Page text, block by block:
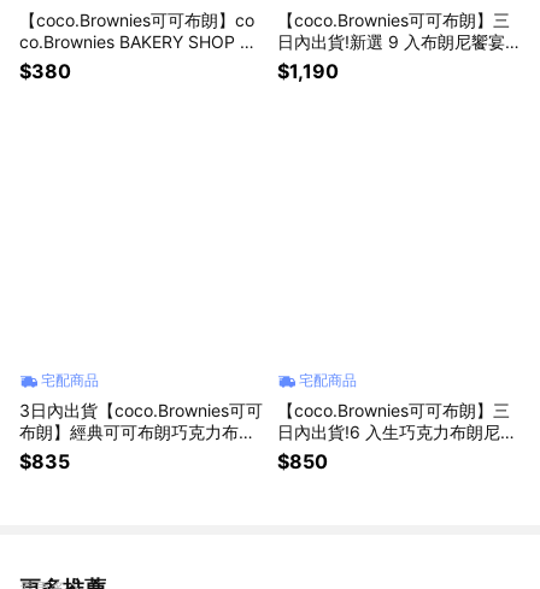
【coco.Brownies可可布朗】co
co.Brownies BAKERY SHOP 棉
布品牌購物袋
$380
【coco.Brownies可可布朗】三
日內出貨!新選 9 入布朗尼饗宴
禮盒｜九款明星風味到齊(宅配)
$1,190
宅配商品
3日內出貨【coco.Brownies可可
布朗】經典可可布朗巧克力布朗
尼禮盒(宅配)
$835
宅配商品
【coco.Brownies可可布朗】三
日內出貨!6 入生巧克力布朗尼組
｜單片獨立包裝（宅配）
$850